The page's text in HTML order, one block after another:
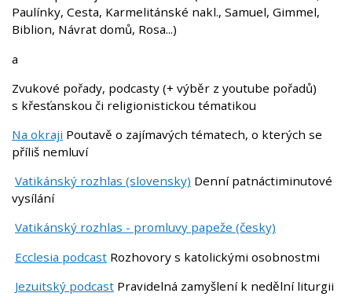
Paulínky, Cesta, Karmelitánské nakl., Samuel, Gimmel,
Biblion, Návrat domů, Rosa...)
a
Zvukové pořady, podcasty (+ výběr z youtube pořadů)
s křesťanskou či religionistickou tématikou
Na okraji Poutavě o zajímavých tématech, o kterých se
příliš nemluví
Vatikánský rozhlas (slovensky) Denní patnáctiminutové
vysílání
Vatikánský rozhlas - promluvy papeže (česky)
Ecclesia podcast Rozhovory s katolickými osobnostmi
Jezuitský podcast Pravidelná zamyšlení k nedělní liturgii